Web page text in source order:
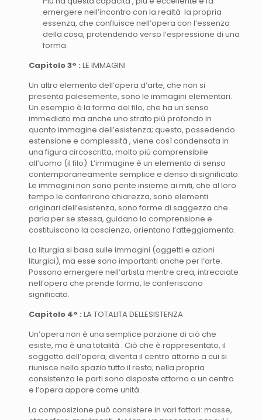
emergere nell’incontro con la realtà la propria
essenza, che confluisce nell’opera con l’essenza
della cosa, protendendo verso l’espressione di una
forma.
Capitolo 3° : LE IMMAGINI
Un altro elemento dell’opera d’arte, che non si
presenta palesemente, sono le immagini elementari.
Un esempio è la forma del filo, che ha un senso
immediato ma anche uno strato più profondo in
quanto immagine dell’esistenza; questa, possedendo
estensione e complessità , viene così condensata in
una figura circoscritta, molto più comprensibile
all’uomo (il filo). L’immagine è un elemento di senso
contemporaneamente semplice e denso di significato.
Le immagini non sono perite insieme ai miti, che al loro
tempo le conferirono chiarezza, sono elementi
originari dell’esistenza, sono forme di saggezza che
parla per se stessa, guidano la comprensione e
costituiscono la coscienza, orientano l’atteggiamento.
La liturgia si basa sulle immagini (oggetti e azioni
liturgici), ma esse sono importanti anche per l’arte.
Possono emergere nell’artista mentre crea, intrecciate
nell’opera che prende forma, le conferiscono
significato.
Capitolo 4° : LA TOTALITA DELLESISTENZA
Un’opera non è una semplice porzione di ciò che
esiste, ma è una totalità . Ciò che è rappresentato, il
soggetto dell’opera, diventa il centro attorno a cui si
riunisce nello spazio tutto il resto; nella propria
consistenza le parti sono disposte attorno a un centro
e l’opera appare come unità .
La composizione può consistere in vari fattori: masse,